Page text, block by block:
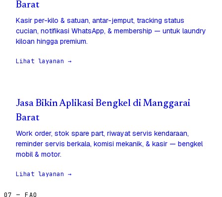
Barat
Kasir per-kilo & satuan, antar-jemput, tracking status
cucian, notifikasi WhatsApp, & membership — untuk laundry
kiloan hingga premium.
Lihat layanan →
Jasa Bikin Aplikasi Bengkel di Manggarai
Barat
Work order, stok spare part, riwayat servis kendaraan,
reminder servis berkala, komisi mekanik, & kasir — bengkel
mobil & motor.
Lihat layanan →
07 — FAQ